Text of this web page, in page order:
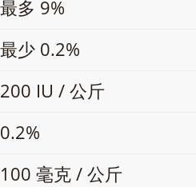
最多 9%
最少 0.2%
200 IU / 公斤
0.2%
100 毫克 / 公斤